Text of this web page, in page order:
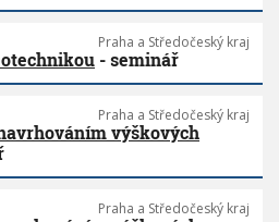
Praha a Středočeský kraj
- seminář
Praha a Středočeský kraj
výškových
Praha a Středočeský kraj